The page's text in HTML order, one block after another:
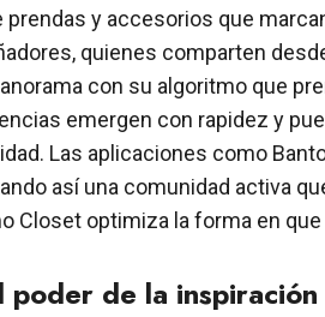
y accesorios que
quienes comparten
con su algoritmo que
emergen con rapidez y
Las aplicaciones como
así una comunidad activa
Closet optimiza la forma en
de la